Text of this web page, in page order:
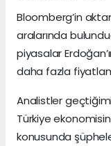
Bloomberg’in
aralarında
piyasalar
daha fazla
Analistler
Türkiye
konusunda